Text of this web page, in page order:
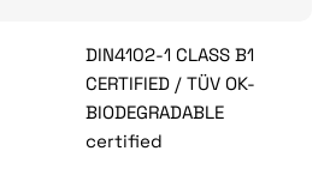
DIN4102-1 CLASS B1
CERTIFIED / TÜV OK-
BIODEGRADABLE
certified